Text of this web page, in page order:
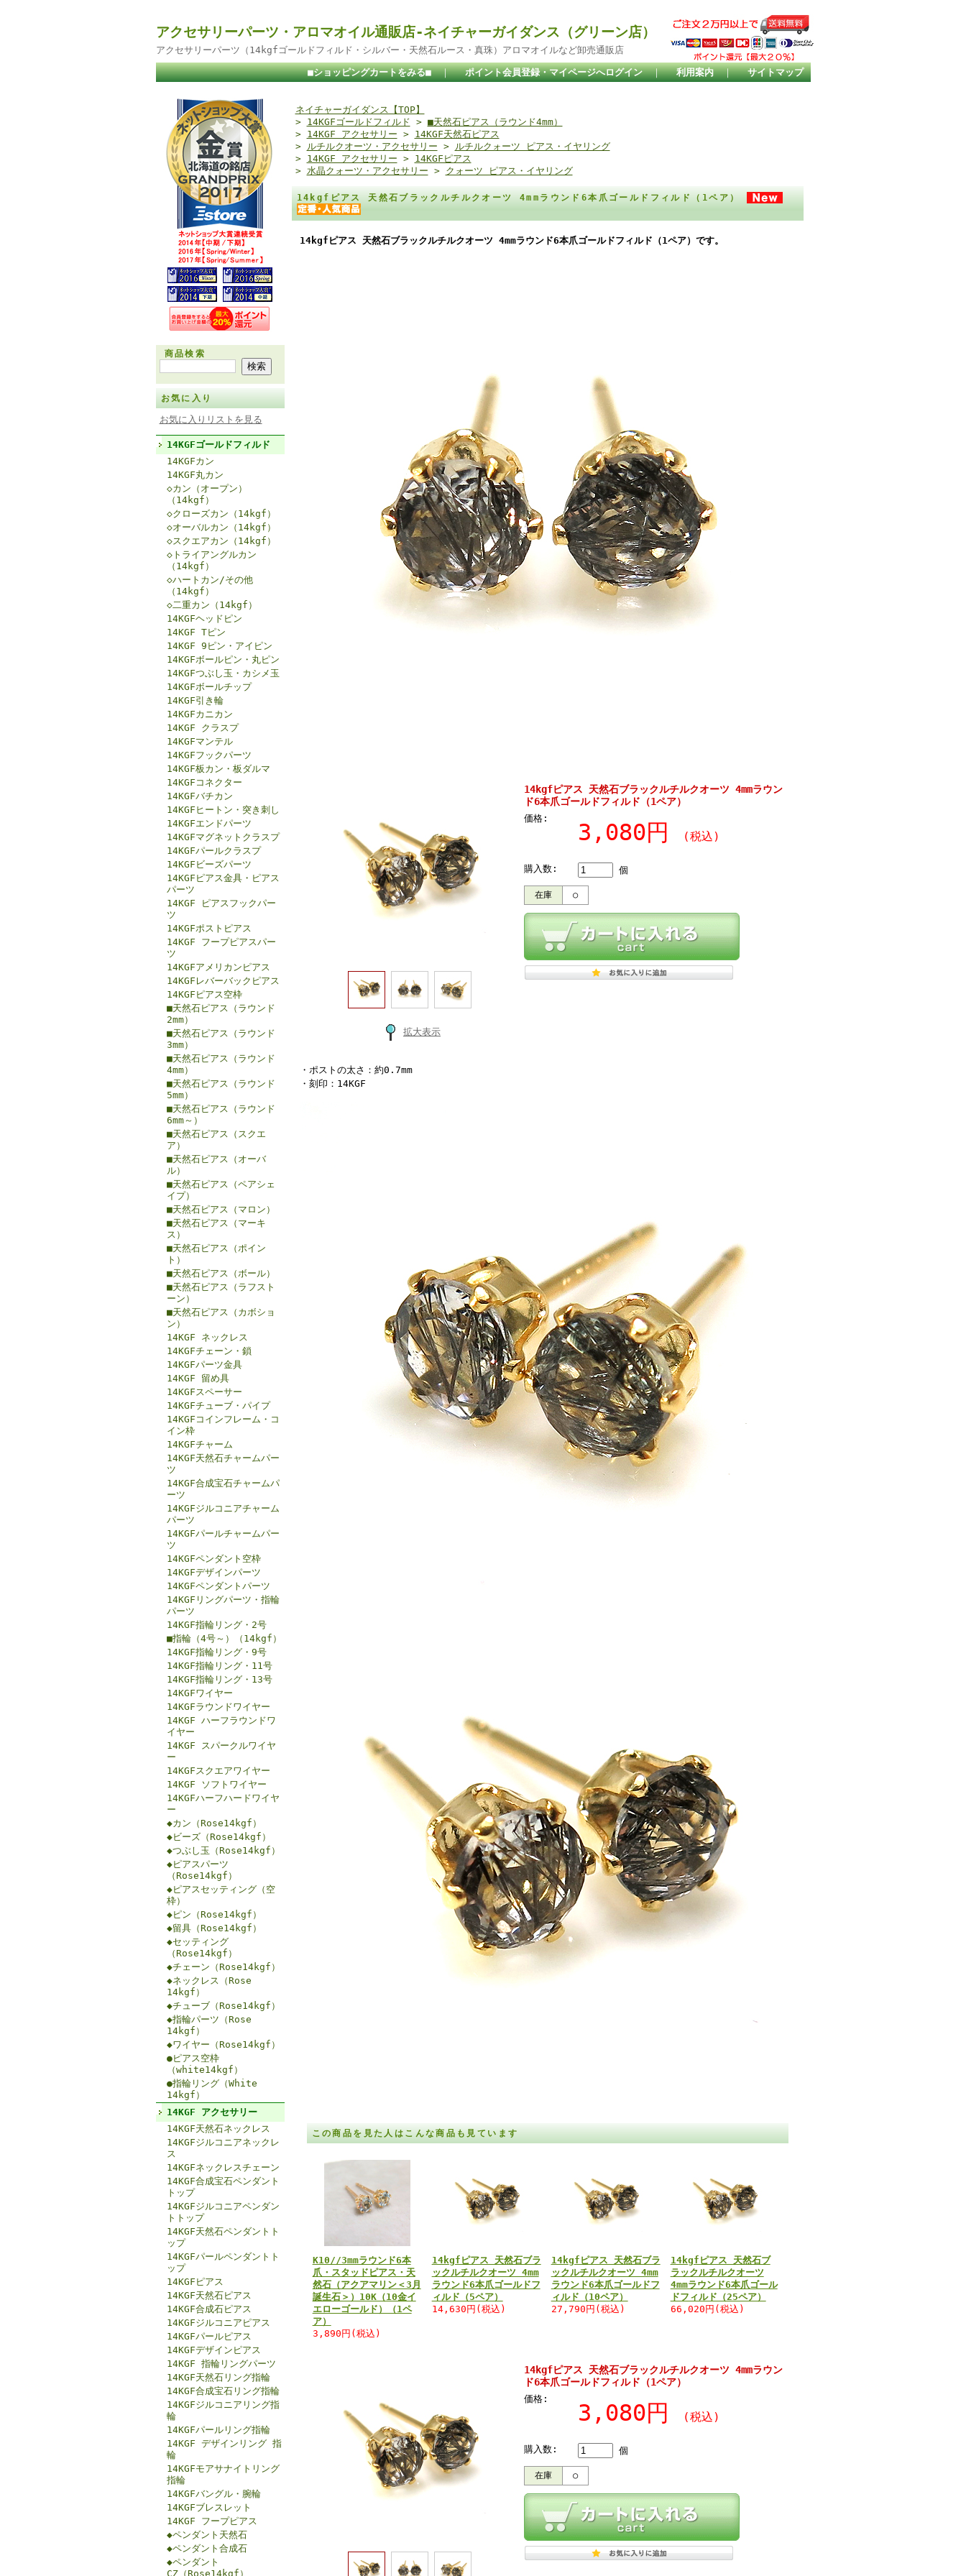
アクセサリーパーツ・アロマオイル通販店-ネイチャーガイダンス（グリーン店）
アクセサリーパーツ（14kgfゴールドフィルド・シルバー・天然石ルース・真珠）アロマオイルなど卸売通販店
■ショッピングカートをみる■ ｜ ポイント会員登録・マイページへログイン ｜ 利用案内 ｜ サイトマップ
商品検索
お気に入り
お気に入りリストを見る
14KGFゴールドフィルド
14KGFカン
14KGF丸カン
◇カン（オープン）
（14kgf）
◇クローズカン（14kgf）
◇オーバルカン（14kgf）
◇スクエアカン（14kgf）
◇トライアングルカン
（14kgf）
◇ハートカン/その他
（14kgf）
◇二重カン（14kgf）
14KGFヘッドピン
14KGF Tピン
14KGF 9ピン・アイピン
14KGFボールピン・丸ピン
14KGFつぶし玉・カシメ玉
14KGFボールチップ
14KGF引き輪
14KGFカニカン
14KGF クラスプ
14KGFマンテル
14KGFフックパーツ
14KGF板カン・板ダルマ
14KGFコネクター
14KGFバチカン
14KGFヒートン・突き刺し
14KGFエンドパーツ
14KGFマグネットクラスプ
14KGFパールクラスプ
14KGFビーズパーツ
14KGFピアス金具・ピアス
パーツ
14KGF ピアスフックパー
ツ
14KGFポストピアス
14KGF フープピアスパー
ツ
14KGFアメリカンピアス
14KGFレバーバックピアス
14KGFピアス空枠
■天然石ピアス（ラウンド
2mm）
■天然石ピアス（ラウンド
3mm）
■天然石ピアス（ラウンド
4mm）
■天然石ピアス（ラウンド
5mm）
■天然石ピアス（ラウンド
6mm～）
■天然石ピアス（スクエ
ア）
■天然石ピアス（オーバ
ル）
■天然石ピアス（ペアシェ
イプ）
■天然石ピアス（マロン）
■天然石ピアス（マーキ
ス）
■天然石ピアス（ポイン
ト）
■天然石ピアス（ボール）
■天然石ピアス（ラフスト
ーン）
■天然石ピアス（カボショ
ン）
14KGF ネックレス
14KGFチェーン・鎖
14KGFパーツ金具
14KGF 留め具
14KGFスペーサー
14KGFチューブ・パイプ
14KGFコインフレーム・コ
イン枠
14KGFチャーム
14KGF天然石チャームパー
ツ
14KGF合成宝石チャームパ
ーツ
14KGFジルコニアチャーム
パーツ
14KGFパールチャームパー
ツ
14KGFペンダント空枠
14KGFデザインパーツ
14KGFペンダントパーツ
14KGFリングパーツ・指輪
パーツ
14KGF指輪リング・2号
■指輪（4号～）（14kgf）
14KGF指輪リング・9号
14KGF指輪リング・11号
14KGF指輪リング・13号
14KGFワイヤー
14KGFラウンドワイヤー
14KGF ハーフラウンドワ
イヤー
14KGF スパークルワイヤ
ー
14KGFスクエアワイヤー
14KGF ソフトワイヤー
14KGFハーフハードワイヤ
ー
◆カン（Rose14kgf）
◆ビーズ（Rose14kgf）
◆つぶし玉（Rose14kgf）
◆ピアスパーツ
（Rose14kgf）
◆ピアスセッティング（空
枠）
◆ピン（Rose14kgf）
◆留具（Rose14kgf）
◆セッティング
（Rose14kgf）
◆チェーン（Rose14kgf）
◆ネックレス（Rose
14kgf）
◆チューブ（Rose14kgf）
◆指輪パーツ（Rose
14kgf）
◆ワイヤー（Rose14kgf）
●ピアス空枠
（white14kgf）
●指輪リング（White
14kgf）
14KGF アクセサリー
14KGF天然石ネックレス
14KGFジルコニアネックレ
ス
14KGFネックレスチェーン
14KGF合成宝石ペンダント
トップ
14KGFジルコニアペンダン
トトップ
14KGF天然石ペンダントト
ップ
14KGFパールペンダントト
ップ
14KGFピアス
14KGF天然石ピアス
14KGF合成石ピアス
14KGFジルコニアピアス
14KGFパールピアス
14KGFデザインピアス
14KGF 指輪リングパーツ
14KGF天然石リング指輪
14KGF合成宝石リング指輪
14KGFジルコニアリング指
輪
14KGFパールリング指輪
14KGF デザインリング 指
輪
14KGFモアサナイトリング
指輪
14KGFバングル・腕輪
14KGFブレスレット
14KGF フープピアス
◆ペンダント天然石
◆ペンダント合成石
◆ペンダント
CZ（Rose14kgf）
ネイチャーガイダンス【TOP】
> 14KGFゴールドフィルド > ■天然石ピアス（ラウンド4mm）
> 14KGF アクセサリー > 14KGF天然石ピアス
> ルチルクオーツ・アクセサリー > ルチルクォーツ ピアス・イヤリング
> 14KGF アクセサリー > 14KGFピアス
> 水晶クォーツ・アクセサリー > クォーツ ピアス・イヤリング
14kgfピアス 天然石ブラックルチルクオーツ 4mmラウンド6本爪ゴールドフィルド（1ペア）
14kgfピアス 天然石ブラックルチルクオーツ 4mmラウンド6本爪ゴールドフィルド（1ペア）です。
拡大表示
14kgfピアス 天然石ブラックルチルクオーツ 4mmラウン
ド6本爪ゴールドフィルド（1ペア）
価格:
3,080円 (税込)
購入数: 個
在庫 ○
・ポストの太さ：約0.7mm
・刻印：14KGF
この商品を見た人はこんな商品も見ています
K10//3mmラウンド6本
爪・スタッドピアス・天
然石（アクアマリン＜3月
誕生石＞）10K（10金イ
エローゴールド）（1ペ
ア）
3,890円(税込)
14kgfピアス 天然石ブラ
ックルチルクオーツ 4mm
ラウンド6本爪ゴールドフ
ィルド（5ペア）
14,630円(税込)
14kgfピアス 天然石ブラ
ックルチルクオーツ 4mm
ラウンド6本爪ゴールドフ
ィルド（10ペア）
27,790円(税込)
14kgfピアス 天然石ブ
ラックルチルクオーツ
4mmラウンド6本爪ゴール
ドフィルド（25ペア）
66,020円(税込)
14kgfピアス 天然石ブラックルチルクオーツ 4mmラウン
ド6本爪ゴールドフィルド（1ペア）
価格:
3,080円 (税込)
購入数: 個
在庫 ○